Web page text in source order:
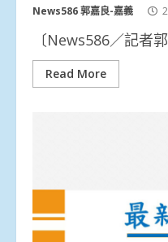
News586 郭嘉良-嘉義
〔News586／記者
Read More